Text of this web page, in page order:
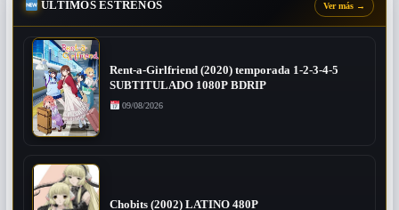
ÚLTIMOS ESTRENOS Ver más →
Rent-a-Girlfriend (2020) temporada 1-2-3-4-5
SUBTITULADO 1080P BDRIP
09/08/2026
Chobits (2002) LATINO 480P